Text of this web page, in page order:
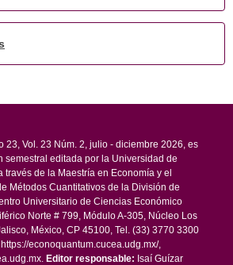
23, Vol. 23 Núm. 2, julio - diciembre 2026, es
semestral editada por la Universidad de
través de la Maestría en Economía y el
Métodos Cuantitativos de la División de
Universitario de Ciencias Económico
Norte # 799, Módulo A-305, Núcleo Los
México, CP 45100, Tel. (33) 3770 3300
econoquantum.cucea.udg.mx/,
Editor responsable: Isaí Guízar